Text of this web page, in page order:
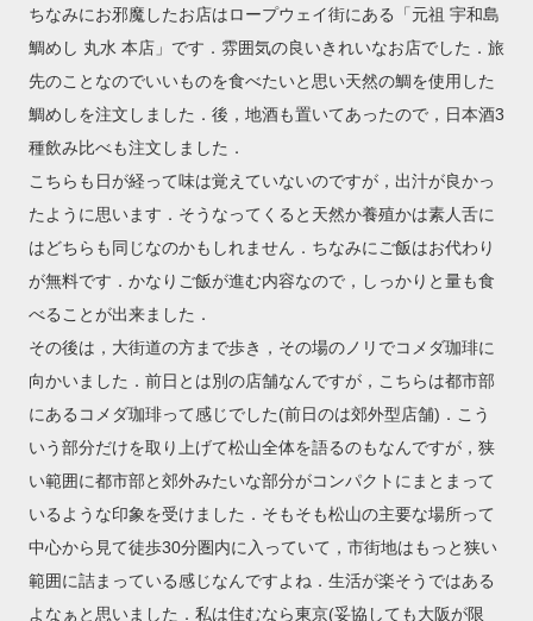
ちなみにお邪魔したお店はロープウェイ街にある「元祖 宇和島
鯛めし 丸水 本店」です．雰囲気の良いきれいなお店でした．旅
先のことなのでいいものを食べたいと思い天然の鯛を使用した
鯛めしを注文しました．後，地酒も置いてあったので，日本酒3
種飲み比べも注文しました．
こちらも日が経って味は覚えていないのですが，出汁が良かっ
たように思います．そうなってくると天然か養殖かは素人舌に
はどちらも同じなのかもしれません．ちなみにご飯はお代わり
が無料です．かなりご飯が進む内容なので，しっかりと量も食
べることが出来ました．
その後は，大街道の方まで歩き，その場のノリでコメダ珈琲に
向かいました．前日とは別の店舗なんですが，こちらは都市部
にあるコメダ珈琲って感じでした(前日のは郊外型店舗)．こう
いう部分だけを取り上げて松山全体を語るのもなんですが，狭
い範囲に都市部と郊外みたいな部分がコンパクトにまとまって
いるような印象を受けました．そもそも松山の主要な場所って
中心から見て徒歩30分圏内に入っていて，市街地はもっと狭い
範囲に詰まっている感じなんですよね．生活が楽そうではある
よなぁと思いました．私は住むなら東京(妥協しても大阪が限